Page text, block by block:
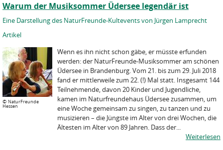
Warum der Musiksommer Üdersee legendär ist
Eine Darstellung des NaturFreunde-Kultevents von Jürgen Lamprecht
Artikel
© NaturFreunde
Hessen
Wenn es ihn nicht schon gäbe, er müsste erfunden
werden: der NaturFreunde-Musiksommer am schönen
Üdersee in Brandenburg. Vom 21. bis zum 29. Juli 2018
fand er mittlerweile zum 22. (!) Mal statt. Insgesamt 144
Teilnehmende, davon 20 Kinder und Jugendliche,
kamen im Naturfreundehaus Üdersee zusammen, um
eine Woche gemeinsam zu singen, zu tanzen und zu
musizieren – die Jüngste im Alter von drei Wochen, die
Ältesten im Alter von 89 Jahren. Dass der...
Weiterlesen